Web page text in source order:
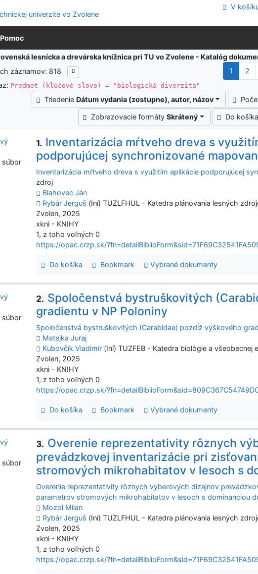
V
Pomoc
lesnícka a drevárska knižnica pri TU vo Zvolene - Katalóg
záznamov: 818
1 2
Predmet (kľúčové slovo) = "biologická diverzita"
Triedenie Dátum vydania (zostupne), autor, názov
Zobrazovacie formátySkrátený Do košíka
1. Inventarizácia mŕtveho dreva s
podporujúcej synchronizované
Inventarizácia mŕtveho dreva s využitím aplikácie podporujúcej
zdroj
Blahovec Ján
Rybár Jerguš (Iní) TUZLFHUL - Katedra plánovania lesných
Zvolen, 2025
xkni - KNIHY
1, z toho voľných 0
https://opac.crzp.sk/
Do košíka Bookmark Vybrané dokumenty
súbor
2. Spoločenstvá bystruškovitých
gradientu v NP Poloniny
Spoločenstvá bystruškovitých (Carabidae) pozdĺž výškového
Matejka Juraj
Kubovčík Vladimír (Iní) TUZFEB - Katedra biológie a všeobecnej
Zvolen, 2025
xkni - KNIHY
1, z toho voľných 0
https://opac.crzp.sk/
Do košíka Bookmark Vybrané dokumenty
súbor
3. Overenie reprezentativity rôznych
prevádzkovej inventarizácie pri
stromových mikrohabitatov v lesoch s
Overenie reprezentativity rôznych výberových dizajnov
parametrov stromových mikrohabitatov v lesoch s dominanciou
Mozol Milan
Rybár Jerguš (Iní) TUZLFHUL - Katedra plánovania lesných
Zvolen, 2025
xkni - KNIHY
1, z toho voľných 0
https://opac.crzp.sk/
súbor